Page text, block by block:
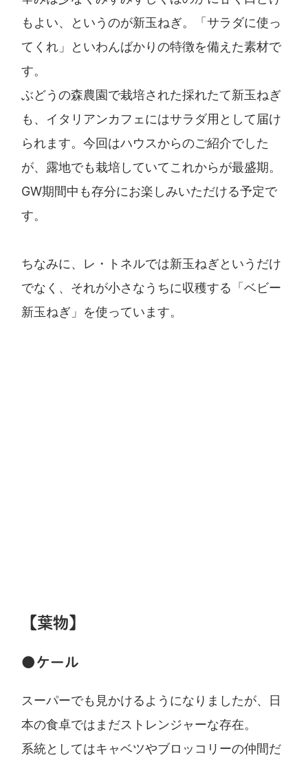
もよい、というのが新玉ねぎ。「サラダに使っ
てくれ」といわんばかりの特徴を備えた素材で
す。
ぶどうの森農園で栽培された採れたて新玉ねぎ
も、イタリアンカフェにはサラダ用として届け
られます。今回はハウスからのご紹介でした
が、露地でも栽培していてこれからが最盛期。
GW期間中も存分にお楽しみいただける予定で
す。
ちなみに、レ・トネルでは新玉ねぎというだけ
でなく、それが小さなうちに収穫する「ベビー
新玉ねぎ」を使っています。
【葉物】
●ケール
スーパーでも見かけるようになりましたが、日
本の食卓ではまだストレンジャーな存在。
系統としてはキャベツやブロッコリーの仲間だ